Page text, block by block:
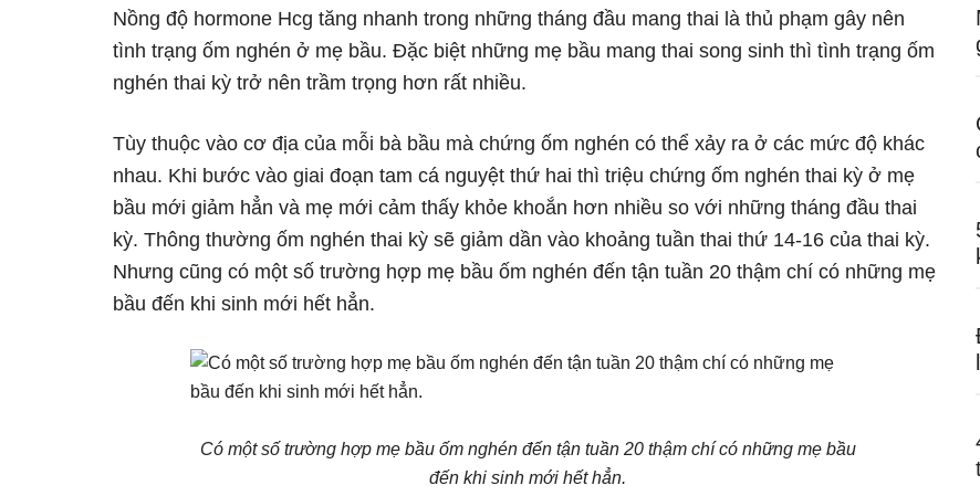
Nồng độ hormone Hcg tăng nhanh trong những tháng đầu mang thai là thủ phạm gây nên
tình trạng ốm nghén ở mẹ bầu. Đặc biệt những mẹ bầu mang thai song sinh thì tình trạng ốm
nghén thai kỳ trở nên trầm trọng hơn rất nhiều.
Tùy thuộc vào cơ địa của mỗi bà bầu mà chứng ốm nghén có thể xảy ra ở các mức độ khác
nhau. Khi bước vào giai đoạn tam cá nguyệt thứ hai thì triệu chứng ốm nghén thai kỳ ở mẹ
bầu mới giảm hẳn và mẹ mới cảm thấy khỏe khoắn hơn nhiều so với những tháng đầu thai
kỳ. Thông thường ốm nghén thai kỳ sẽ giảm dần vào khoảng tuần thai thứ 14-16 của thai kỳ.
Nhưng cũng có một số trường hợp mẹ bầu ốm nghén đến tận tuần 20 thậm chí có những mẹ
bầu đến khi sinh mới hết hẳn.
Có một số trường hợp mẹ bầu ốm nghén đến tận tuần 20 thậm chí có những mẹ bầu
đến khi sinh mới hết hẳn.